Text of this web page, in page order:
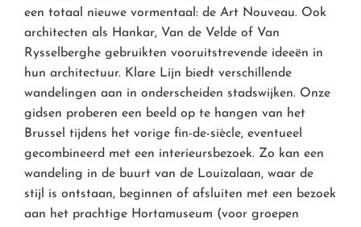
een totaal nieuwe vormentaal: de Art Nouveau. Ook
architecten als Hankar, Van de Velde of Van
Rysselberghe gebruikten vooruitstrevende ideeën in
hun architectuur. Klare Lijn biedt verschillende
wandelingen aan in onderscheiden stadswijken. Onze
gidsen proberen een beeld op te hangen van het
Brussel tijdens het vorige fin-de-siècle, eventueel
gecombineerd met een interieursbezoek. Zo kan een
wandeling in de buurt van de Louizalaan, waar de
stijl is ontstaan, beginnen of afsluiten met een bezoek
aan het prachtige Hortamuseum (voor groepen